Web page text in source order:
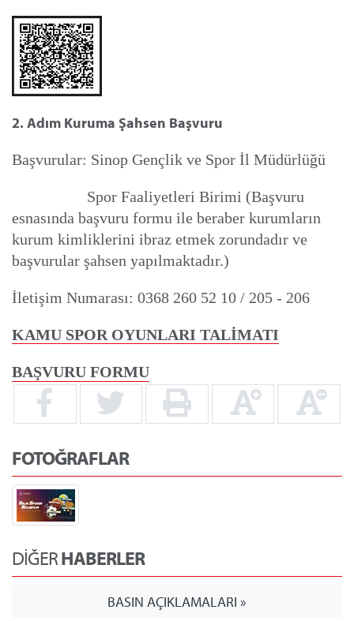
2. Adım Kuruma Şahsen Başvuru
Başvurular: Sinop Gençlik ve Spor İl Müdürlüğü
Spor Faaliyetleri Birimi (Başvuru
esnasında başvuru formu ile beraber kurumların
kurum kimliklerini ibraz etmek zorundadır ve
başvurular şahsen yapılmaktadır.)
İletişim Numarası: 0368 260 52 10 / 205 - 206
KAMU SPOR OYUNLARI TALİMATI
BAŞVURU FORMU
FOTOĞRAFLAR
DİĞERHABERLER
BASIN AÇIKLAMALARI »